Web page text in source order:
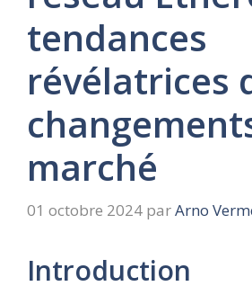
tendances
révélatrices
marché
01 octobre 2024 parArno
Introduction